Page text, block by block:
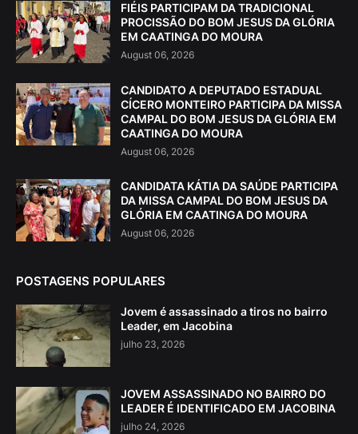
FIÉIS PARTICIPAM DA TRADICIONAL
PROCISSÃO DO BOM JESUS DA GLÓRIA
EM CAATINGA DO MOURA
August 06, 2026
CANDIDATO A DEPUTADO ESTADUAL
CÍCERO MONTEIRO PARTICIPA DA MISSA
CAMPAL DO BOM JESUS DA GLÓRIA EM
CAATINGA DO MOURA
August 06, 2026
CANDIDATA KÁTIA DA SAÚDE PARTICIPA
DA MISSA CAMPAL DO BOM JESUS DA
GLÓRIA EM CAATINGA DO MOURA
August 06, 2026
POSTAGENS POPULARES
Jovem é assassinado a tiros no bairro
Leader, em Jacobina
julho 23, 2026
JOVEM ASSASSINADO NO BAIRRO DO
LEADER É IDENTIFICADO EM JACOBINA
julho 24, 2026